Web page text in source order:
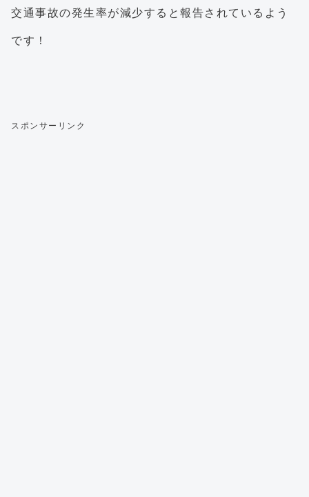
交通事故の発生率が減少すると報告されているよう
です！
スポンサーリンク